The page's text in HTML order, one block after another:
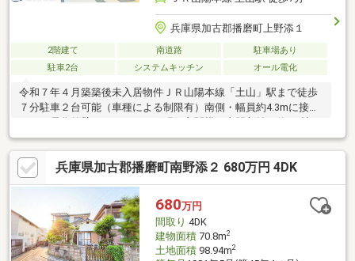
兵庫県加古郡播磨町上野添１
2階建て 南道路
駐車場あり
駐車2台
システムキッチン オール電化
令和７年４月築築後未入居物件ＪＲ山陽本線「土山」駅まで徒歩
７分駐車２台可能（車種による制限有）南側・幅員約4.3mに接道
ウォークインクローゼットがあり収納充実食器洗浄乾燥機や浴室
暖房乾燥機など充実の設備南向きのため陽当たり良好リビング階
段のあるＬＤＫは約19.5帖複層ガラス使用給湯はエコキュート
兵庫県加古郡播磨町南野添２ 680万円 4DK
680万円
間取り 4DK
建物面積70.8m2
土地面積98.94m2